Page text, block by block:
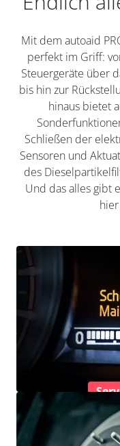
Mit dem autoaid
perfekt im Griff:
Steuergeräte über
bis hin zur
hinaus bietet
Schließen der
Sensoren und
des
Und das alles gibt